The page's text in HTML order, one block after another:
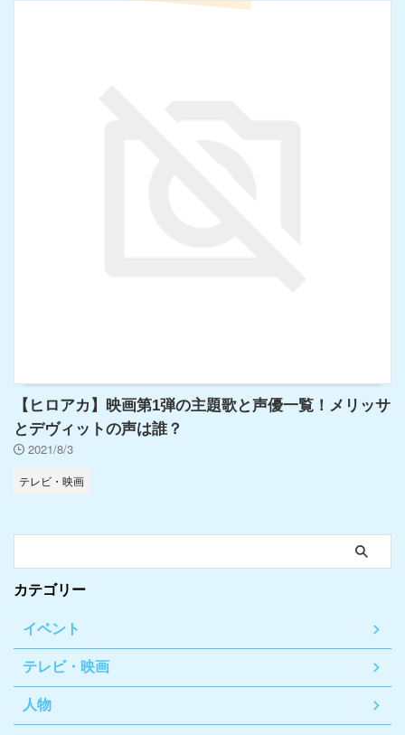
【ヒロアカ】映画第1弾の主題歌と声優一覧！メリッサ
とデヴィットの声は誰？
2021/8/3
テレビ・映画
カテゴリー
イベント
テレビ・映画
人物